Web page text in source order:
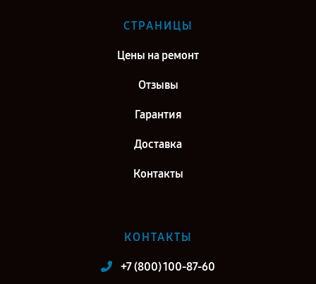
СТРАНИЦЫ
Цены на ремонт
Отзывы
Гарантия
Доставка
Контакты
КОНТАКТЫ
+7 (800) 100-87-60